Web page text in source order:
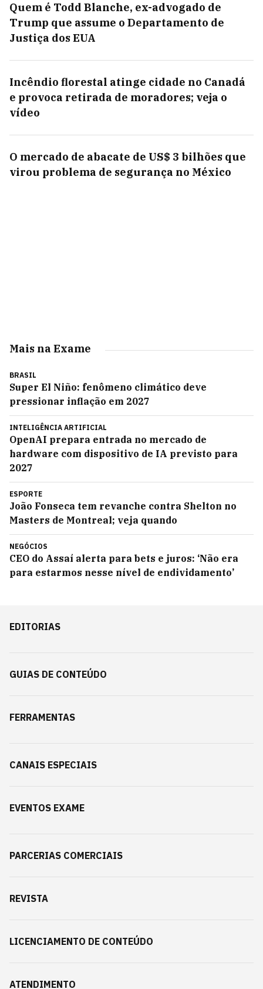
Quem é Todd Blanche, ex-advogado de
Trump que assume o Departamento de
Justiça dos EUA
Incêndio florestal atinge cidade no Canadá
e provoca retirada de moradores; veja o
vídeo
O mercado de abacate de US$ 3 bilhões que
virou problema de segurança no México
Mais na Exame
BRASIL
Super El Niño: fenômeno climático deve
pressionar inflação em 2027
INTELIGÊNCIA ARTIFICIAL
OpenAI prepara entrada no mercado de
hardware com dispositivo de IA previsto para
2027
ESPORTE
João Fonseca tem revanche contra Shelton no
Masters de Montreal; veja quando
NEGÓCIOS
CEO do Assaí alerta para bets e juros: ‘Não era
para estarmos nesse nível de endividamento’
EDITORIAS
GUIAS DE CONTEÚDO
FERRAMENTAS
CANAIS ESPECIAIS
EVENTOS EXAME
PARCERIAS COMERCIAIS
REVISTA
LICENCIAMENTO DE CONTEÚDO
ATENDIMENTO